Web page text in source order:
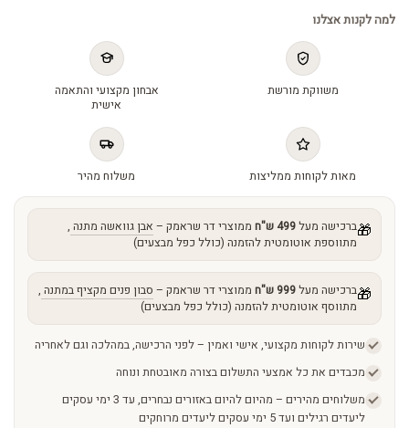
-
Resvera
Conscentrate
למה לקנות אצלנו
משווקת מורשת
אבחון מקצועי והתאמה
אישית
מאות לקוחות ממליצות משלוח מהיר
🎁ברכישה מעל499 ש"ח ממוצרי דר שראמק – אבן גוואשה מתנה ,
מתווספת אוטומטית להזמנה (כולל כפל מבצעים)
🎁ברכישה מעל999 ש"ח ממוצרי דר שראמק – סבון פנים מקציף במתנה ,
מתווסף אוטומטית להזמנה (כולל כפל מבצעים)
שירות לקוחות מקצועי, אישי ואמין – לפני הרכישה, במהלכה וגם לאחריה
מכבדים את כל אמצעי התשלום בצורה מאובטחת ונוחה
משלוחים מהירים – מהיום להיום באזורים נבחרים, עד 3 ימי עסקים
ליעדים רגילים ועד 5 ימי עסקים ליעדים מרוחקים